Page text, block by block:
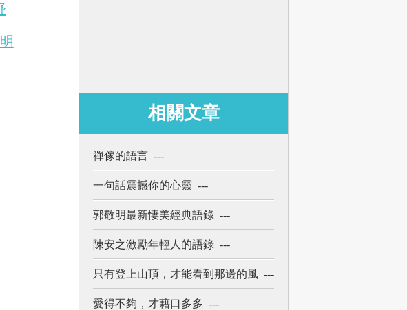
相關文章
禪傢的語言 ---
一句話震撼你的心靈 ---
郭敬明最新悽美經典語錄 ---
陳安之激勵年輕人的語錄 ---
只有登上山頂，才能看到那邊的風 ---
愛得不夠，才藉口多多 ---